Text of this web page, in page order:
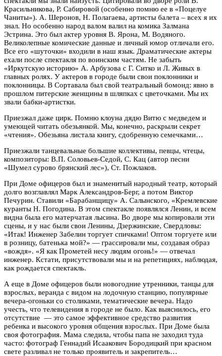
Красильникова, Р. Сабировой (особенно помню ее в «Поцелуе
Чаниты»). А. Шеронов, Н. Полагаева, артисты балета – всех я их
знал. Но особенно народ валом валил на комика Залмана
Эстрина. Это был актер уровня В. Ярона, М. Водяного.
Великолепные комические данные и личный юмор отличали его.
Все его «шуточки» входили в наш язык. Драматические актеры
ехали после спектакля по воинским частям. Не забыть
«Иркутскую историю» А. Арбузова с Г. Ситко и Л. Живых в
главных ролях. У актеров в городе были свои поклонники и
поклонницы. В Сортавала был свой театральный бомонд: явно в
прошлом питерские женщины в шляпках с цветочками. Мы их
звали бабки-артистки.
Приезжал даже цирк. Помню клоуна дядю Витю с медведем и
умеющей читать обезьянкой. Мы, конечно, раскрыли секрет
«чтения». Обезьяна листала книгу, сдобренную семечками…
Приезжали танцевальные большие коллективы, певцы, чтецы,
композиторы: В.П. Соловьев-Седой, С. Кац (автор песни
«Шумел сурово брянский лес»), Ст. Пожлаков.
При Доме офицеров был и знаменитый народный театр, который
долго возглавлял Марк Александров-Берг, а потом Виктор
Печурин. Ставили «Барабанщицу» А. Салынского, «Кремлевские
куранты Н. Погодина. В этом спектакле появлялся Ленин, и всем
видна была его матерчатая лысина. Во дворе мы копировали эти
сцены, и у нас были свои Ленины, Дзержинские, Свердловы:
«Итак! Инженер Забелин торгует спичками! Оптом торгуете или
в розницу, батенька мой?» — грассировали мы, создавая образ
«вождя». «Я как Прометей несу людям огонь!» — отвечал
инженер. Кстати, присутствовали мы и на репетициях, наблюдая,
как рождается спектакль.
А еще в Доме офицеров были новогодние утренники, танцы для
взрослых, веранда с видом на лодочную станцию, популярные
вечера-огоньки со столиками, тематические вечера. Надо
учесть, что телевидения в городе не было. Как выяснилось, его
отсутствие — это самое эффективное средство развития
ребенка и высокого уровня общения взрослых. При Доме была
своя фотография. Мама следила, чтобы папа не заходил туда
часто: фотограф Геннадий Исаакович Бородицкий при красном
свете разливал не только проявитель и закрепитель…